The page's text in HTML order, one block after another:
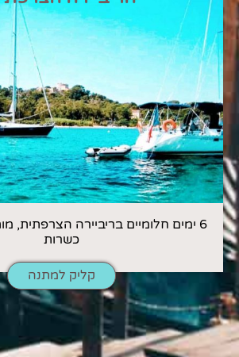
6 ימים חלומיים בריביירה הצרפתית,
כשרות
קליק למתנה